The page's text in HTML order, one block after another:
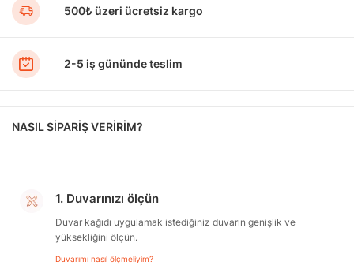
500₺ üzeri ücretsiz kargo
2-5 iş gününde teslim
NASIL SİPARİŞ VERİRİM?
1. Duvarınızı ölçün
Duvar kağıdı uygulamak istediğiniz duvarın genişlik ve
yüksekliğini ölçün.
Duvarımı nasıl ölçmeliyim?